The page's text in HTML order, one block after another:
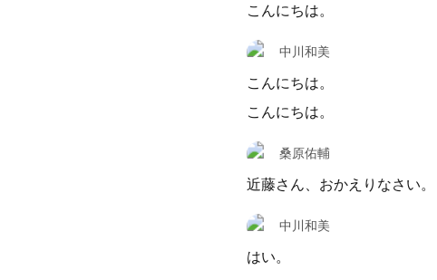
こんにちは。
中川和美
こんにちは。
こんにちは。
桑原佑輔
近藤さん、おかえりなさい。
中川和美
はい。